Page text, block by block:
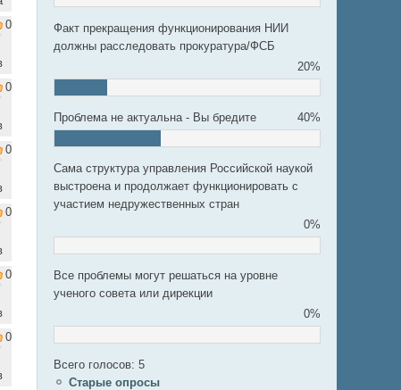
0
0
0
0
0
0
Факт прекращения функционирования НИИ
должны расследовать прокуратура/ФСБ
20%
Проблема не актуальна - Вы бредите 40%
Сама структура управления Российской наукой
выстроена и продолжает функционировать с
участием недружественных стран
0%
Все проблемы могут решаться на уровне
ученого совета или дирекции
0%
Всего голосов: 5
Старые опросы